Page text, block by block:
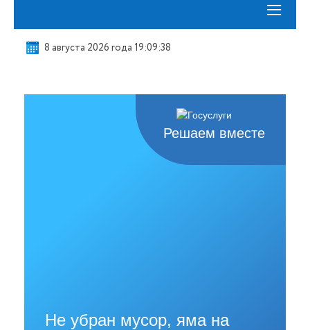
≡
8 августа 2026 года 19:09:39
Решаем вместе
Не убран мусор, яма на